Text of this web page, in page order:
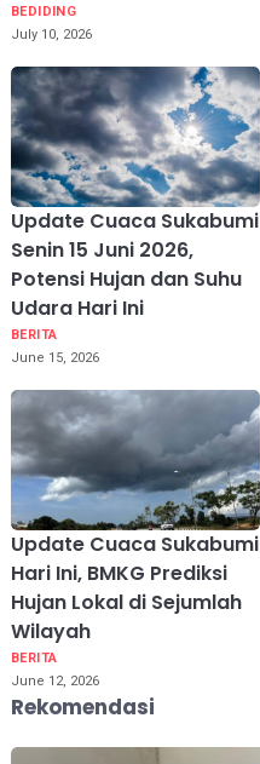
BEDIDING
July 10, 2026
Update Cuaca Sukabumi
Senin 15 Juni 2026,
Potensi Hujan dan Suhu
Udara Hari Ini
BERITA
June 15, 2026
Update Cuaca Sukabumi
Hari Ini, BMKG Prediksi
Hujan Lokal di Sejumlah
Wilayah
BERITA
June 12, 2026
Rekomendasi